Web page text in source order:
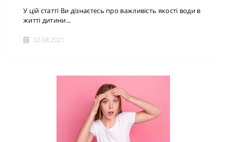
У цій статті Ви дізнаєтесь про важливість якості води в
житті дитини...
02.08.2021